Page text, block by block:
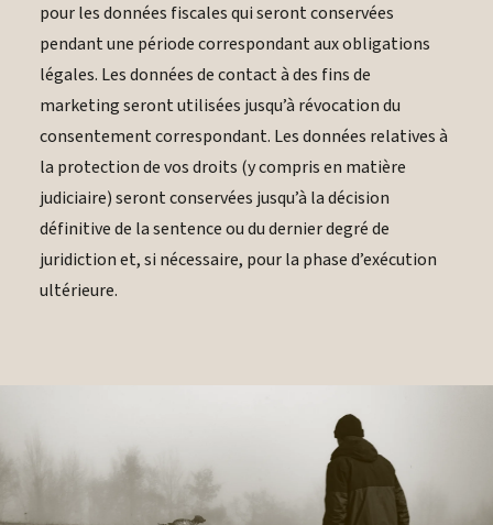
pour les données fiscales qui seront conservées
pendant une période correspondant aux obligations
légales. Les données de contact à des fins de
marketing seront utilisées jusqu’à révocation du
consentement correspondant. Les données relatives à
la protection de vos droits (y compris en matière
judiciaire) seront conservées jusqu’à la décision
définitive de la sentence ou du dernier degré de
juridiction et, si nécessaire, pour la phase d’exécution
ultérieure.